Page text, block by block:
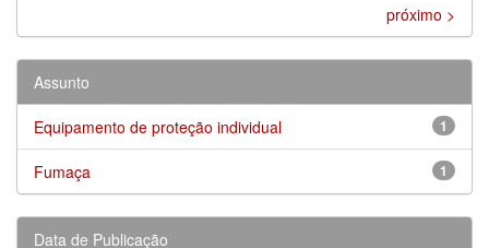
próximo >
Assunto
1
Equipamento de proteção individual
1
Fumaça
Data de Publicação